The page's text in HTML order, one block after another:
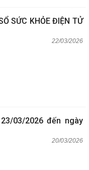
SỨC KHỎE ĐIỆN TỬ
22/03/2026
03/2026 đến ngày
20/03/2026